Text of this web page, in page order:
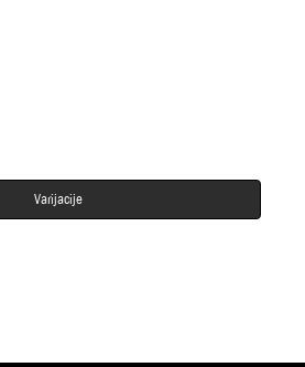
Varijacije